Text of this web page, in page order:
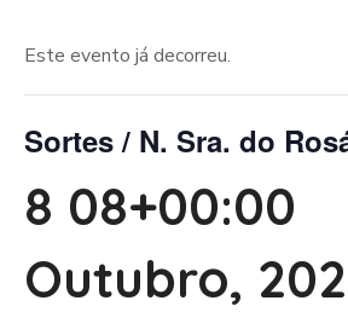
Este evento já decorreu.
Sortes / N. Sra. do
8 08+00:00
Outubro,